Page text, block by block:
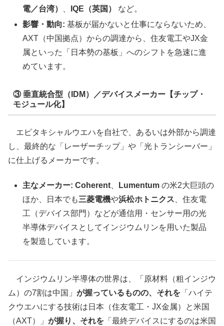
電／台湾） IQE（英国）
など。
影響・動向: 基板が届かないと仕事にならないため、
AXT（中国拠点）からの調達から、住友電工やJX金
属といった「日本勢の基板」へのシフトを急速に進
めています。
③ 垂直統合型（IDM）／デバイスメーカー【チップ・
モジュール化】
エピタキシャルウエハを自社で、あるいは外部から調達
し、最終的な「レーザーチップ」や「光トランシーバー」
に仕上げるメーカーです。
主なメーカー: Coherent Lumentum の米2大巨頭の
ほか、日本でも三菱電機や浜松ホトニクス 、住友電
工（デバイス部門）などが通信用・センサー用の光
半導体デバイスとしてインジウムリンを用いた製品
を製造しています。
インジウムリン半導体の世界は、「原材料（粗インジウ
ム）の7割は中国」 が握っているものの、それを 「ハイテ
クウエハにする技術は日本（住友電工・JX金属）と米国
（AXT）」 が握り、それを 「最終デバイスにするのは米国